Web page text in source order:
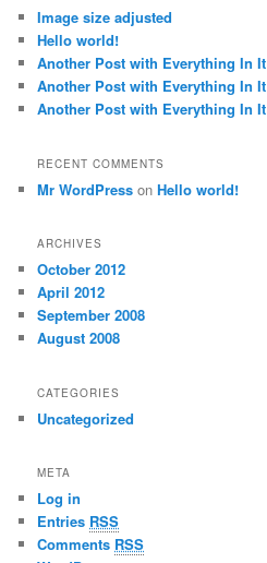
h
Image size adjusted
Hello world!
Another Post with Everything In It
Another Post with Everything In It
Another Post with Everything In It
RECENT COMMENTS
Mr WordPress onHello world!
ARCHIVES
October 2012
April 2012
September 2008
August 2008
CATEGORIES
Uncategorized
META
Log in
Entries RSS
Comments RSS